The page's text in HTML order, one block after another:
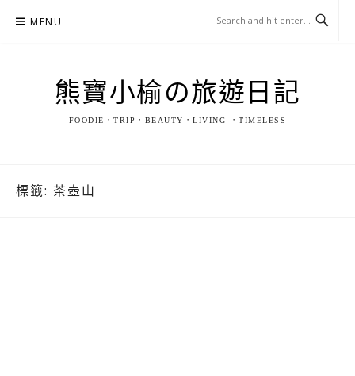
MENU
熊寶小榆の旅遊日記
FOODIE．TRIP．BEAUTY．LIVING ．TIMELESS
標籤: 茶壺山